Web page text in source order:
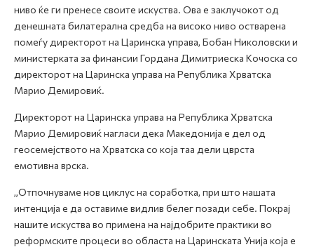
ниво ќе ги пренесе своите искуства. Ова е заклучокот од
денешната билатерална средба на високо ниво остварена
помеѓу директорот на Царинска управа, Бобан Николовски и
министерката за финансии Гордана Димитриеска Кочоска со
директорот на Царинска управа на Република Хрватска
Марио Демировиќ.
Директорот на Царинска управа на Република Хрватска
Марио Демировиќ нагласи дека Македонија е дел од
геосемејството на Хрватска со која таа дели цврста
емотивна врска.
„Отпочнуваме нов циклус на соработка, при што нашата
интенција е да оставиме видлив белег позади себе. Покрај
нашите искуства во примена на најдобрите практики во
реформските процеси во областа на Царинската Унија која е